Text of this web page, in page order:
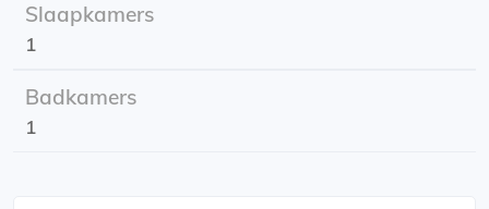
Slaapkamers
1
Badkamers
1